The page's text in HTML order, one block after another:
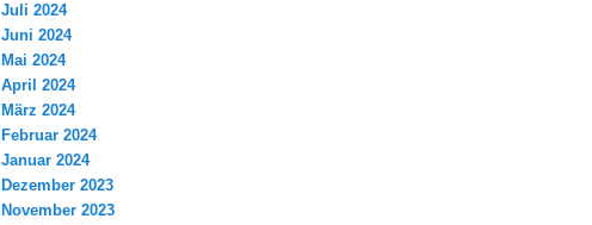
Juli 2024
Juni 2024
Mai 2024
April 2024
März 2024
Februar 2024
Januar 2024
Dezember 2023
November 2023